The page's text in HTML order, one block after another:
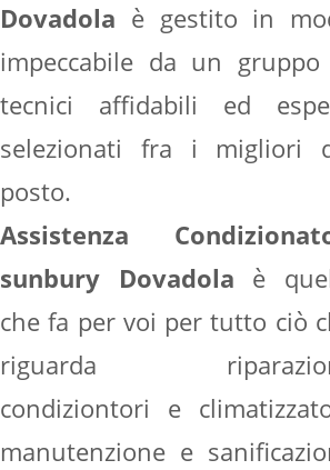
Dovadola è gestito in
impeccabile da un gruppo
tecnici affidabili ed
selezionati fra i migliori
posto.
Assistenza
sunbury Dovadola è
che fa per voi per tutto ciò
riguarda
condiziontori e
manutenzione e